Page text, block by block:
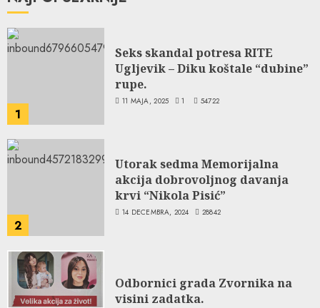
1
Seks skandal potresa RITE
Ugljevik – Diku koštale “dubine”
rupe.
11 MAJA, 2025 1 54722
2
Utorak sedma Memorijalna
akcija dobrovoljnog davanja
krvi “Nikola Pisić”
14 DECEMBRA, 2024 28842
Odbornici grada Zvornika na
visini zadatka.